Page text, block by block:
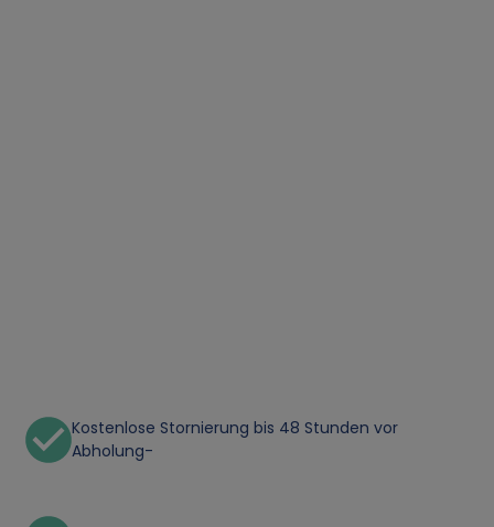
Kostenlose Stornierung bis 48 Stunden vor
Abholung-